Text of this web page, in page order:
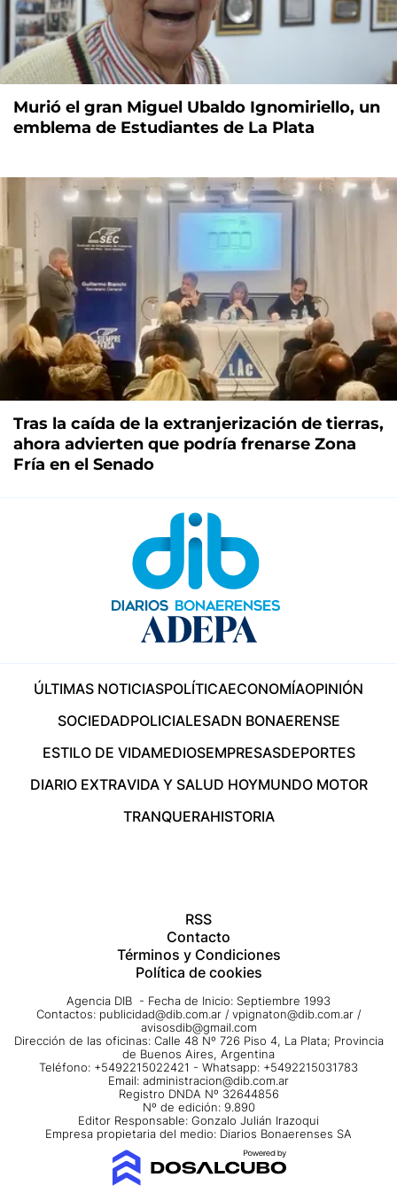
Murió el gran Miguel Ubaldo Ignomiriello, un
emblema de Estudiantes de La Plata
Tras la caída de la extranjerización de tierras,
ahora advierten que podría frenarse Zona
Fría en el Senado
ÚLTIMAS NOTICIASPOLÍTICAECONOMÍAOPINIÓN
SOCIEDADPOLICIALESADN BONAERENSE
ESTILO DE VIDAMEDIOSEMPRESASDEPORTES
DIARIO EXTRAVIDA Y SALUD HOYMUNDO MOTOR
TRANQUERAHISTORIA
RSS
Contacto
Términos y Condiciones
Política de cookies
Agencia DIB - Fecha de Inicio: Septiembre 1993
Contactos: publicidad@dib.com.ar / vpignaton@dib.com.ar /
avisosdib@gmail.com
Dirección de las oficinas: Calle 48 Nº 726 Piso 4, La Plata; Provincia
de Buenos Aires, Argentina
Teléfono: +5492215022421 - Whatsapp: +5492215031783
Email: administracion@dib.com.ar
Registro DNDA Nº 32644856
Nº de edición: 9.890
Editor Responsable: Gonzalo Julián Irazoqui
Empresa propietaria del medio: Diarios Bonaerenses SA